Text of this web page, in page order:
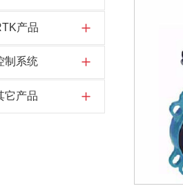
产品
制系统
它产品